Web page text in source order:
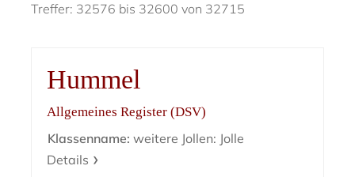
Treffer: 32576 bis 32600 von 32715
Hummel
Allgemeines Register (DSV)
Klassenname: weitere Jollen: Jolle
Details